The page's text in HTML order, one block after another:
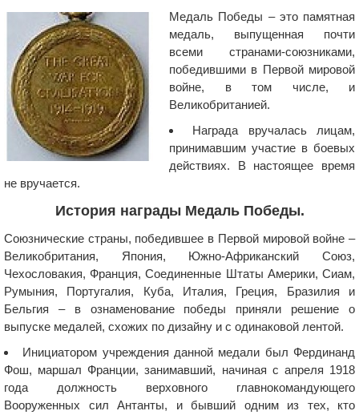
Медаль Победы – это памятная
медаль, выпущенная почти
всеми странами-союзниками,
победившими в Первой мировой
войне, в том числе, и
Великобританией.
Награда вручалась лицам,
принимавшим участие в боевых
действиях. В настоящее время
не вручается.
История награды Медаль Победы.
Союзнические страны, победившее в Первой мировой войне –
Великобритания, Япония, Южно-Африканский Союз,
Чехословакия, Франция, Соединенные Штаты Америки, Сиам,
Румыния, Португалия, Куба, Италия, Греция, Бразилия и
Бельгия – в ознаменование победы приняли решение о
выпуске медалей, схожих по дизайну и с одинаковой лентой.
Инициатором учреждения данной медали был Фердинанд
Фош, маршал Франции, занимавший, начиная с апреля 1918
года должность верховного главнокомандующего
Вооруженных сил Антанты, и бывший одним из тех, кто